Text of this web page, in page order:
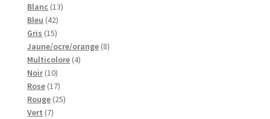
Blanc 1313
Bleu 4242
produits
Gris 1515
produits
Jaune/ocre/orange 88
Multicolore 44
Noir 1010
produits
Rose 1717
produits
Rouge 2525
Vert 77